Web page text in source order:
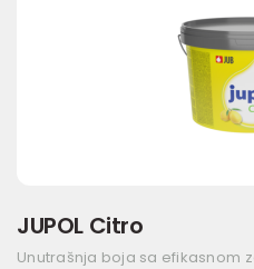
JUPOL Citro
Unutrašnja boja sa efikasnom